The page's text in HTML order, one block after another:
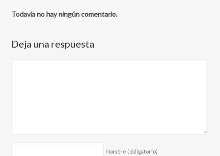
Todavía no hay ningún comentario.
Deja una respuesta
Nombre (obligatorio)